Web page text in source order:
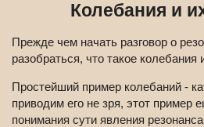
Колебания и
Прежде чем начать разговор о
разобраться, что такое колебания
Простейший пример колебаний -
приводим его не зря, этот пример
понимания сути явления